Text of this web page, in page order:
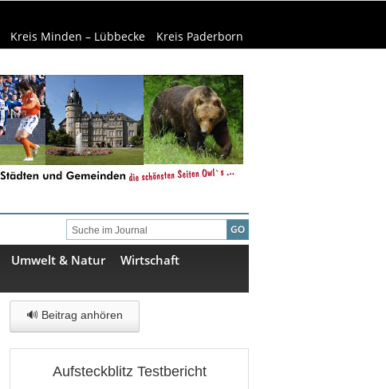
Kreis Minden – Lübbecke Kreis Paderborn
Umwelt & Natur
Wirtschaft
🔊 Beitrag anhören
Aufsteckblitz Testbericht